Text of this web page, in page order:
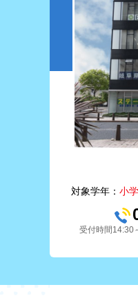
対象学年： 小
受付時間14:30